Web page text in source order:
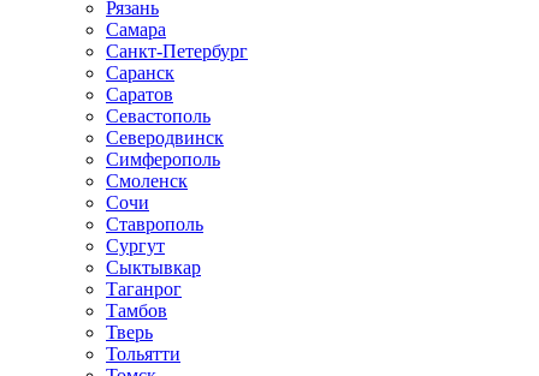
Рязань
Самара
Санкт-Петербург
Саранск
Саратов
Севастополь
Северодвинск
Симферополь
Смоленск
Сочи
Ставрополь
Сургут
Сыктывкар
Таганрог
Тамбов
Тверь
Тольятти